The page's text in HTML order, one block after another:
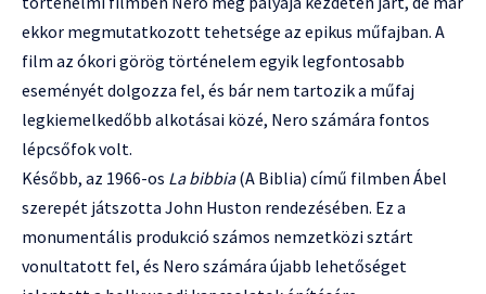
ekkor megmutatkozott tehetsége az epikus műfajban. A
film az ókori görög történelem egyik legfontosabb
eseményét dolgozza fel, és bár nem tartozik a műfaj
legkiemelkedőbb alkotásai közé, Nero számára fontos
lépcsőfok volt.
Később, az 1966-os La bibbia(A Biblia) című filmben Ábel
szerepét játszotta John Huston rendezésében. Ez a
monumentális produkció számos nemzetközi sztárt
vonultatott fel, és Nero számára újabb lehetőséget